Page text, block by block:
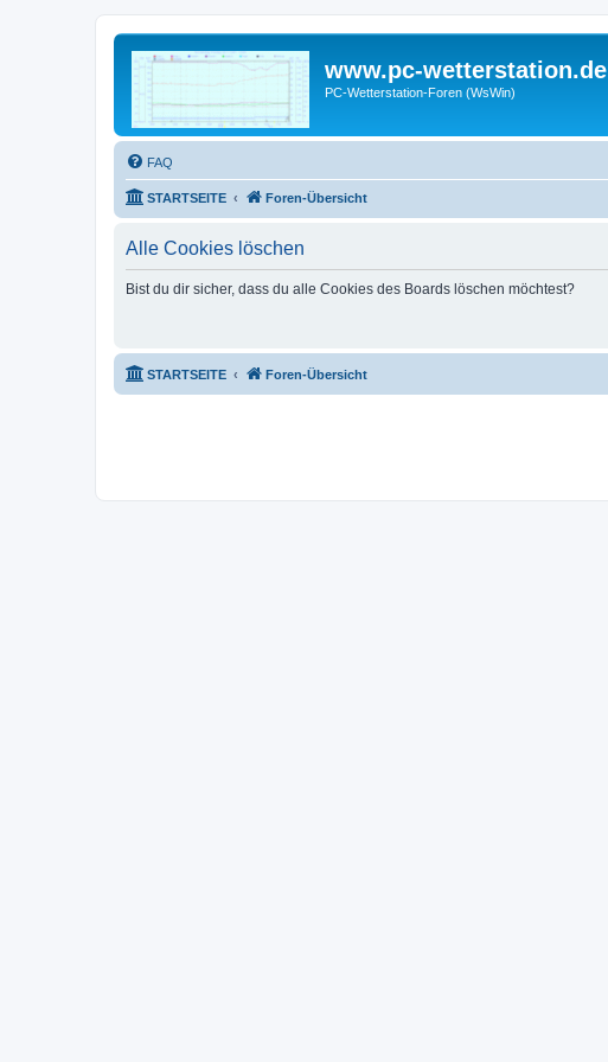
www.pc-wetterstation.de
PC-Wetterstation-Foren (WsWin)
FAQ
STARTSEITE Foren-Übersicht
Alle Cookies löschen
Bist du dir sicher, dass du alle Cookies des Boards löschen möchtest?
STARTSEITE Foren-Übersicht